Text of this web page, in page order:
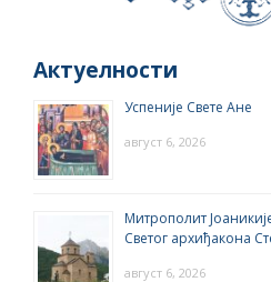
Актуелности
Успеније Свете Ане
август 6, 2026
Митрополит
Светог архиђакона
август 6, 2026